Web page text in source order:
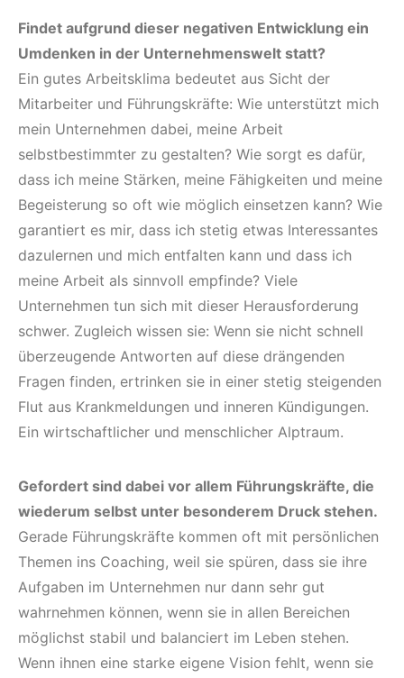
Findet aufgrund dieser negativen Entwicklung ein
Umdenken in der Unternehmenswelt statt?
Ein gutes Arbeitsklima bedeutet aus Sicht der
Mitarbeiter und Führungskräfte: Wie unterstützt mich
mein Unternehmen dabei, meine Arbeit
selbstbestimmter zu gestalten? Wie sorgt es dafür,
dass ich meine Stärken, meine Fähigkeiten und meine
Begeisterung so oft wie möglich einsetzen kann? Wie
garantiert es mir, dass ich stetig etwas Interessantes
dazulernen und mich entfalten kann und dass ich
meine Arbeit als sinnvoll empfinde? Viele
Unternehmen tun sich mit dieser Herausforderung
schwer. Zugleich wissen sie: Wenn sie nicht schnell
überzeugende Antworten auf diese drängenden
Fragen finden, ertrinken sie in einer stetig steigenden
Flut aus Krankmeldungen und inneren Kündigungen.
Ein wirtschaftlicher und menschlicher Alptraum.
Gefordert sind dabei vor allem Führungskräfte, die
wiederum selbst unter besonderem Druck stehen.
Gerade Führungskräfte kommen oft mit persönlichen
Themen ins Coaching, weil sie spüren, dass sie ihre
Aufgaben im Unternehmen nur dann sehr gut
wahrnehmen können, wenn sie in allen Bereichen
möglichst stabil und balanciert im Leben stehen.
Wenn ihnen eine starke eigene Vision fehlt, wenn sie